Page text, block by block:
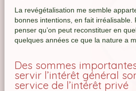
La revégétalisation me semble
bonnes intentions, en fait irréalisable.
penser qu’on peut reconstituer en
quelques années ce que la nature a
Des sommes
servir l’intérêt général
service de l’intérêt privé